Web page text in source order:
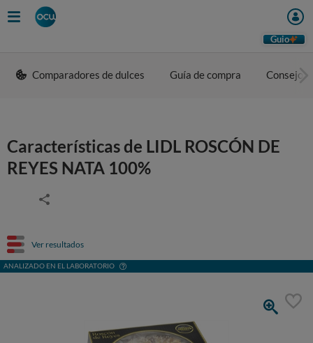
Guio
Comparadores de dulces Guía de compra Consejos
Características de LIDL ROSCÓN DE
REYES NATA 100%
Ver resultados
ANALIZADO EN EL LABORATORIO